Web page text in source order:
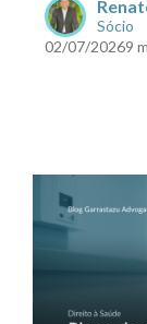
Sócio
02/07/20269